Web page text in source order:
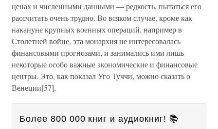
ценах и численными данными — редкость, пытаться его
рассчитать очень трудно. Во всяком случае, кроме как
накануне крупных военных операций, например в
Столетней войне, эта монархия не интересовалась
финансовыми прогнозами, и занимались ими лишь
некоторые особо важные экономические и финансовые
центры. Это, как показал Уго Туччи, можно сказать о
Венеции[57].
Более 800 000 книг и аудиокниг! 📚